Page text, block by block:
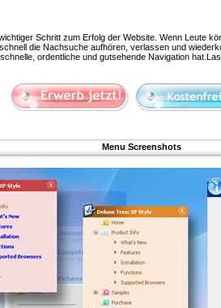
Schritt zum Erfolg der Website. Wenn Leute
die Nachsuche aufhören, verlassen und
ordentliche und gutsehende Navigation
Menu Screenshots